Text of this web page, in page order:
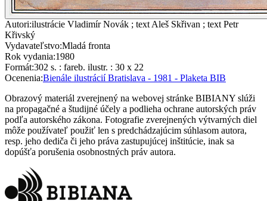
Autori:ilustrácie Vladimír Novák ; text Aleš Skřivan ; text Petr
Křivský
Vydavateľstvo:Mladá fronta
Rok vydania:1980
Formát:302 s. : fareb. ilustr. : 30 x 22
Ocenenia:Bienále ilustrácií Bratislava - 1981 - Plaketa BIB
Obrazový materiál zverejnený na webovej stránke BIBIANY slúži
na propagačné a študijné účely a podlieha ochrane autorských práv
podľa autorského zákona. Fotografie zverejnených výtvarných diel
môže používateľ použiť len s predchádzajúcim súhlasom autora,
resp. jeho dediča či jeho práva zastupujúcej inštitúcie, inak sa
dopúšťa porušenia osobnostných práv autora.